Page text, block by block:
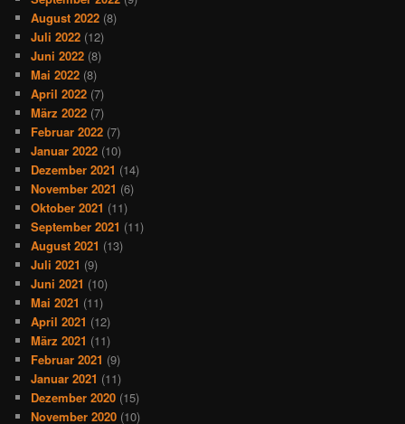
August 2022 (8)
Juli 2022 (12)
Juni 2022 (8)
Mai 2022 (8)
April 2022 (7)
März 2022 (7)
Februar 2022 (7)
Januar 2022 (10)
Dezember 2021 (14)
November 2021 (6)
Oktober 2021 (11)
September 2021 (11)
August 2021 (13)
Juli 2021 (9)
Juni 2021 (10)
Mai 2021 (11)
April 2021 (12)
März 2021 (11)
Februar 2021 (9)
Januar 2021 (11)
Dezember 2020 (15)
November 2020 (10)